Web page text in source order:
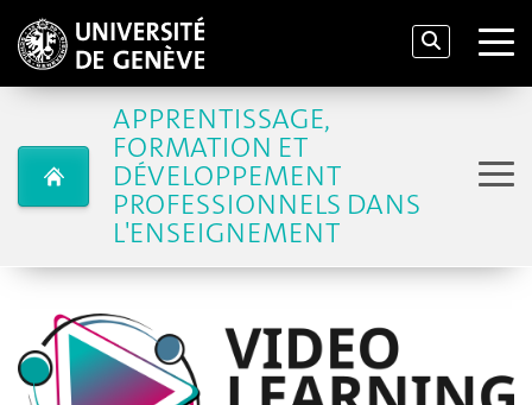
APPRENTISSAGE,
FORMATION ET
DÉVELOPPEMENT
PROFESSIONNELS DANS
L'ENSEIGNEMENT